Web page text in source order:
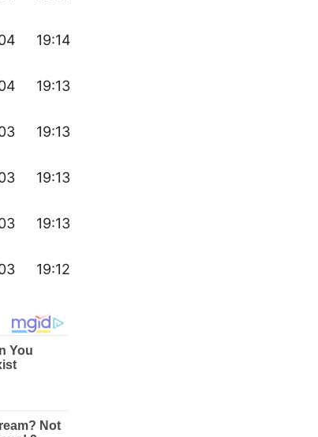
19:14
19:13
19:13
19:13
19:13
19:12